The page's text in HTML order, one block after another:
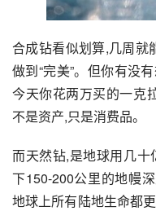
合成钻看似划算,几周就
做到“完美”。但你有没
今天你花两万买的一克
不是资产,只是消费品。
而天然钻,是地球用几
下150-200公里的地幔
地球上所有陆地生命都